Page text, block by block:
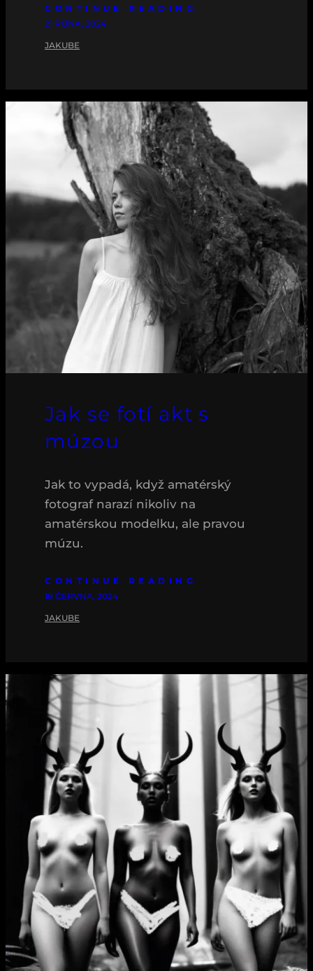
CONTINUE READING
21 ŘÍJNA, 2024
JAKUBE
Jak se fotí akt s
múzou
Jak to vypadá, když amatérský
fotograf narazí nikoliv na
amatérskou modelku, ale pravou
múzu.
CONTINUE READING
18 ČERVNA, 2024
JAKUBE